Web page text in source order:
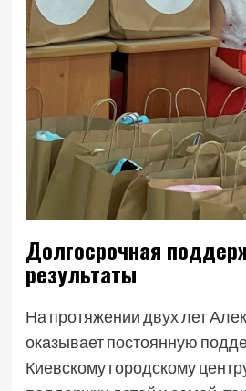
Долгосрочная
результаты
На протяжении двух лет
оказывает постоянную
Киевскому городскому